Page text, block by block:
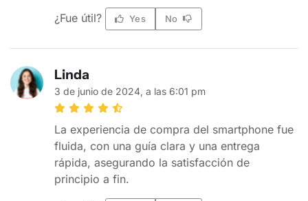
¿Fue útil? Yes No
Linda
3 de junio de 2024, a las 6:01 pm
La experiencia de compra del smartphone fue
fluida, con una guía clara y una entrega
rápida, asegurando la satisfacción de
principio a fin.